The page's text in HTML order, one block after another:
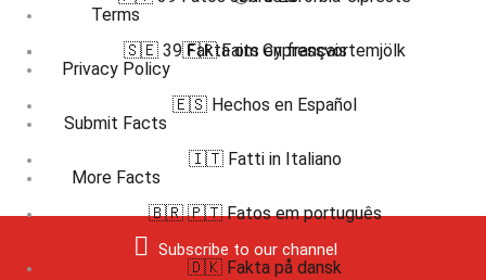
Terms
Privacy Policy
Submit Facts
More Facts
Subscribe to our channel
🇸🇪 39 Fakta om Cypressvortemjölk
🇫🇷 Faits en français
🇪🇸 Hechos en Español
🇮🇹 Fatti in Italiano
🇧🇷 🇵🇹 Fatos em português
🇩🇰 Fakta på dansk